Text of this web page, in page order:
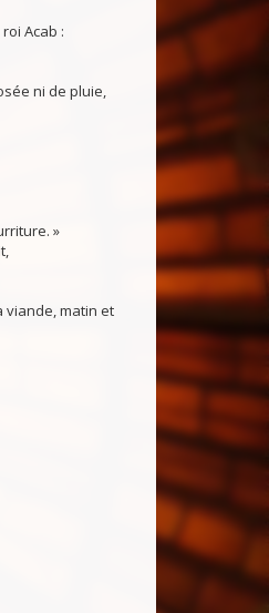
Acab :
ni de pluie,
»
matin et